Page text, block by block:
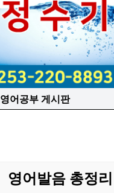
영어공부 게시판
영어발음 총정